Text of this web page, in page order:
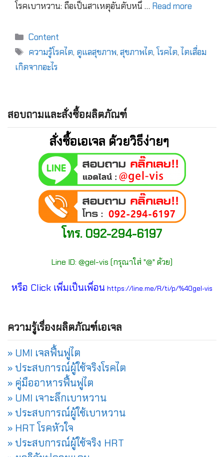
โรคเบาหวาน: ถือเป็นสาเหตุอันดับหนึ … Read more
Content
ความรู้โรคไต, ดูแลสุขภาพ,สุขภาพไต,โรคไต, ไตเสื่อม
เกิดจากอะไร
สอบถามและสั่งซื้อผลิตภัณฑ์
สั่งซื้อเอเจล ด้วยวิธีง่ายๆ
โทร. 092-294-6197
Line ID: @gel-vis (กรุณาใส่ "@" ด้วย)
หรือ Click เพิ่มเป็นเพื่อน https://line.me/R/ti/p/%40gel-vis
ความรู้เรื่องผลิตภัณฑ์เอเจล
» UMI เจลฟื้นฟูไต
» ประสบการณ์ผู้ใช้จริงโรคไต
» คู่มืออาหารฟื้นฟูไต
» UMI เจาะลึกเบาหวาน
» ประสบการณ์ผู้ใช้เบาหวาน
» HRT โรคหัวใจ
» ประสบการณ์ผู้ใช้จริง HRT